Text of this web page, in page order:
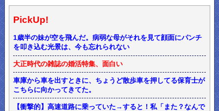
PickUp!
1歳半の妹が空を飛んだ。病弱な母がそれを見て顔面にパンチ
を叩き込む光景は、今も忘れられない
大正時代の雑誌の婚活特集、面白い
車庫から車を出すときに、ちょうど散歩車を押してる保育士が
こちらに向かってきてた。
【衝撃的】高速道路に乗っていた→すると！私「また？なんで